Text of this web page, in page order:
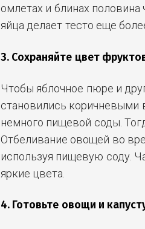
омлетах и блинах
яйца делает тесто еще
3. Сохраняйте цвет
Чтобы яблочное пюре и
становились коричневыми
немного пищевой соды.
Отбеливание овощей во
используя пищевую соду.
яркие цвета.
4. Готовьте овощи и